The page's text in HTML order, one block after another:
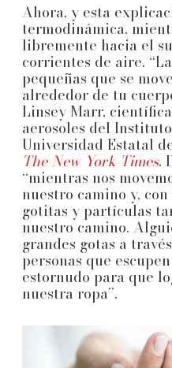
Ahora, y esta
termodinámica,
libremente hacia el
corrientes de aire.
pequeñas que se
alrededor de tu
Linsey Marr,
aerosoles del
Universidad Estatal
The New York Times.
“mientras nos
nuestro camino y,
gotitas y partículas
nuestro camino.
grandes gotas a
personas que
estornudo para que
nuestra ropa”.